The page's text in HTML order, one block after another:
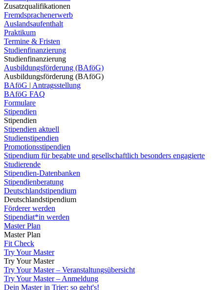
Zusatzqualifikationen
Fremdsprachenerwerb
Auslandsaufenthalt
Praktikum
Termine & Fristen
Studienfinanzierung
Studienfinanzierung
Ausbildungsförderung (BAföG)
Ausbildungsförderung (BAföG)
BAföG | Antragsstellung
BAföG FAQ
Formulare
Stipendien
Stipendien
Stipendien aktuell
Studienstipendien
Promotionsstipendien
Stipendium für begabte und gesellschaftlich besonders engagierte
Studierende
Stipendien-Datenbanken
Stipendienberatung
Deutschlandstipendium
Deutschlandstipendium
Förderer werden
Stipendiat*in werden
Master Plan
Master Plan
Fit Check
Try Your Master
Try Your Master
Try Your Master – Veranstaltungsübersicht
Try Your Master – Anmeldung
Dein Master in Trier: so geht's!